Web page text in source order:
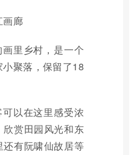
画廊
里乡村，是一个
聚落，保留了18
以在这里感受浓
赏田园风光和东
有阮啸仙故居等